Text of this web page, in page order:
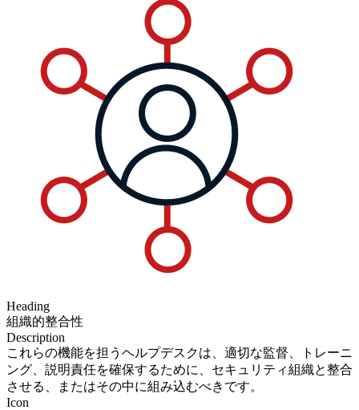
Heading
組織的整合性
Description
これらの機能を担うヘルプデスクは、適切な監督、トレーニ
ング、説明責任を確保するために、セキュリティ組織と整合
させる、またはその中に組み込むべきです。
Icon